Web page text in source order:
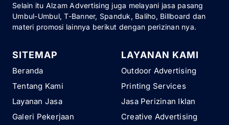
Selain itu Alzam Advertising juga melayani jasa pasang
Umbul-Umbul, T-Banner, Spanduk, Baliho, Billboard dan
materi promosi lainnya berikut dengan perizinan nya.
SITEMAP
Beranda
Tentang Kami
Layanan Jasa
Galeri Pekerjaan
LAYANAN KAMI
Outdoor Advertising
Printing Services
Jasa Perizinan Iklan
Creative Advertising